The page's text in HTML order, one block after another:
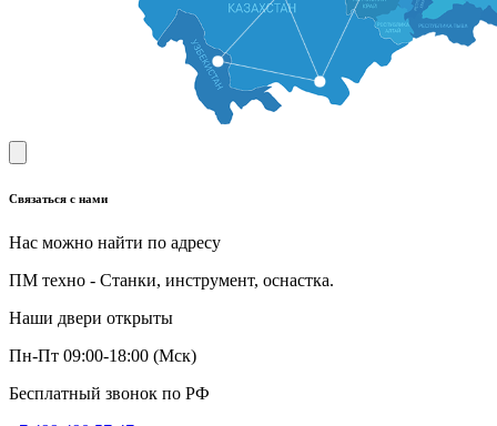
Связаться с нами
Нас можно найти по адресу
ПМ техно - Станки, инструмент, оснастка.
Наши двери открыты
Пн-Пт 09:00-18:00 (Мск)
Бесплатный звонок по РФ